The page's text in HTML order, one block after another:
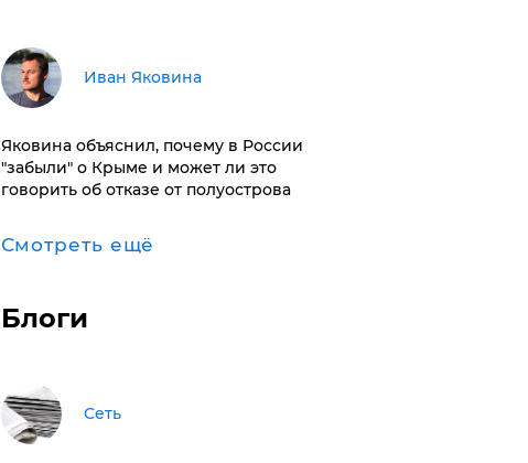
Иван Яковина
Яковина объяснил, почему в России
"забыли" о Крыме и может ли это
говорить об отказе от полуострова
Смотреть ещё
Блоги
Сеть